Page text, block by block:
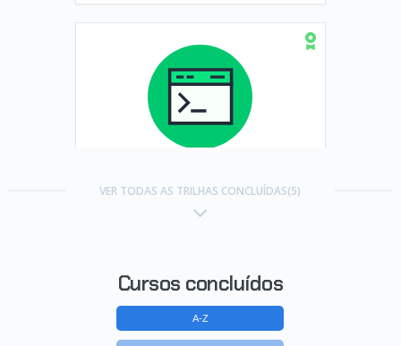
Python com Orientação a
Objetos
VER TODAS AS TRILHAS CONCLUÍDAS(5)
Cursos concluídos
A-Z